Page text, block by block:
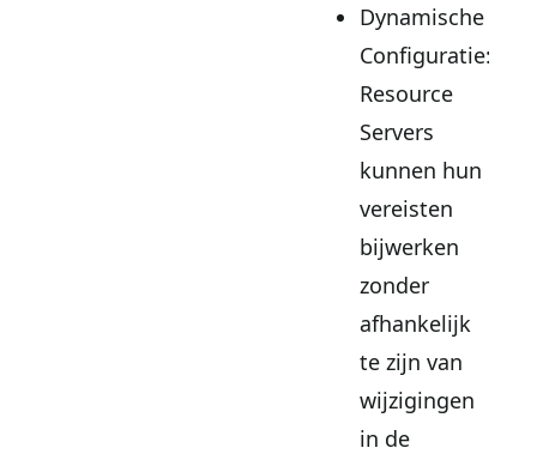
Dynamische
Configuratie:
Resource
Servers
kunnen hun
vereisten
bijwerken
zonder
afhankelijk
te zijn van
wijzigingen
in de